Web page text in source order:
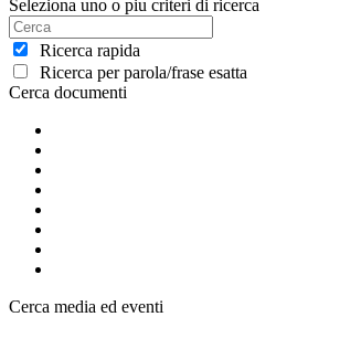
Seleziona uno o piu criteri di ricerca
Ricerca rapida
Ricerca per parola/frase esatta
Cerca documenti
Cerca media ed eventi